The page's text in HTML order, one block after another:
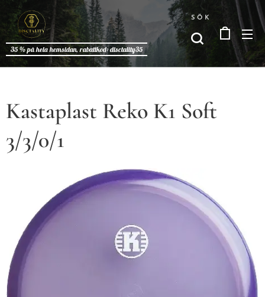
35 % på hela hemsidan, rabattkod: disctality35
SÖK
Kastaplast Reko K1 Soft
3/3/0/1